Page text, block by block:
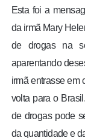
Esta foi a
da irmã Mary
de drogas na
aparentando
irmã entrasse em
volta para o
de drogas pode
da quantidade e